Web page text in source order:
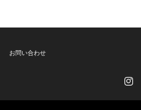
お問い合わせ